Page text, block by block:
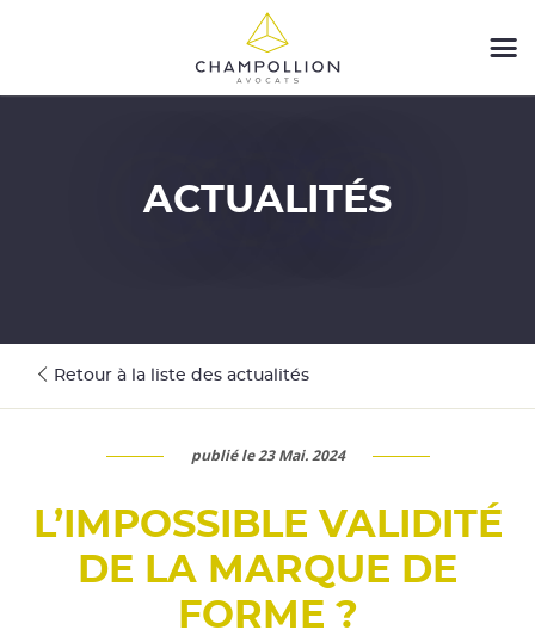
ACTUALITÉS
Retour à la liste des actualités
publié le 23 Mai. 2024
L’IMPOSSIBLE VALIDITÉ
DE LA MARQUE DE
FORME ?